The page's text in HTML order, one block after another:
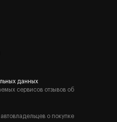
данных
сервисов отзывов об
о покупке